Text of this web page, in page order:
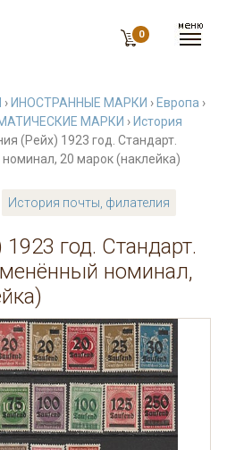
0
› ИНОСТРАННЫЕ МАРКИ › Европа ›
МАРКИ › История
(Рейх) 1923 год. Стандарт.
20 марок (наклейка)
История почты, филателия
год. Стандарт.
номинал,